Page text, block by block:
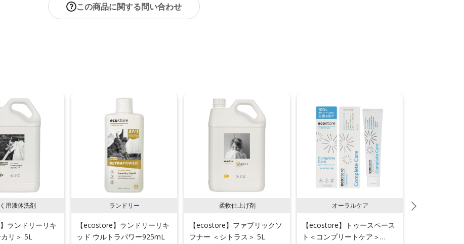
この商品に関する問い合わせ
用液体洗剤
ランドリーリキ
リ＞ 5L
ランドリー
【ecostore】ランドリーリキ
ッド ウルトラパワー925mL
柔軟仕上げ剤
【ecostore】ファブリックソ
フナー ＜シトラス＞ 5L
オーラルケア
【ecostore】トゥースペース
ト＜コンプリートケア＞